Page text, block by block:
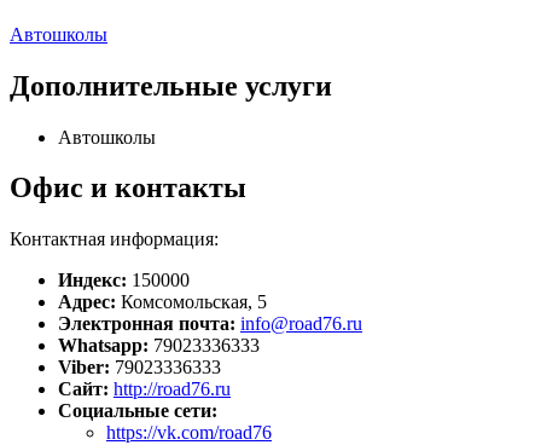
Автошколы
Дополнительные услуги
Автошколы
Офис и контакты
Контактная информация:
Индекс: 150000
Адрес: Комсомольская, 5
Электронная почта: info@road76.ru
Whatsapp: 79023336333
Viber: 79023336333
Сайт: http://road76.ru
Социальные сети:
https://vk.com/road76